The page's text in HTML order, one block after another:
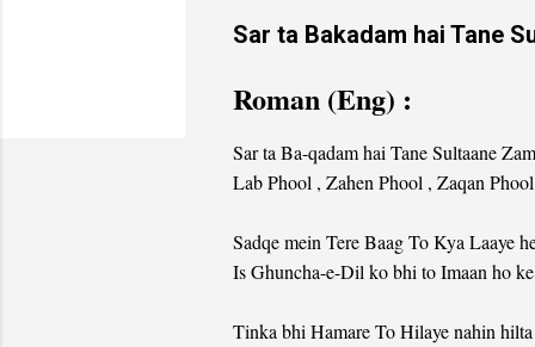
Sar ta Bakadam hai Tane
Roman (Eng) :
Sar ta Ba-qadam hai Tane Sultaane
Lab Phool , Zahen Phool , Zaqan
Sadqe mein Tere Baag To Kya Laaye
Is Ghuncha-e-Dil ko bhi to Imaan ho
Tinka bhi Hamare To Hilaye nahin hilta